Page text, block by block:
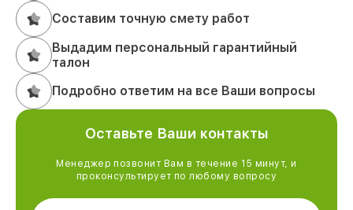
Составим точную смету работ
Выдадим персональный гарантийный
талон
Подробно ответим на все Ваши вопросы
Оставьте Ваши контакты
Менеджер позвонит Вам в течение 15 минут, и
проконсультирует по любому вопросу